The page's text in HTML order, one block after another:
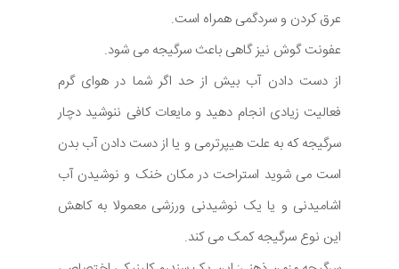
عرق کردن و سردگمی همراه است.
عفونت گوش نیز گاهی باعث سرگیجه می شود.
از دست دادن آب بیش از حد اگر شما در هوای گرم
فعالیت زیادی انجام دهید و مایعات کافی ننوشید دچار
سرگیجه که به علت هیپرترمی و یا از دست دادن آب بدن
است می شوید استراحت در مکان خنک و نوشیدن آب
اشامیدنی و یا یک نوشیدنی ورزشی معمولا به کاهش
این نوع سرگیجه کمک می کند.